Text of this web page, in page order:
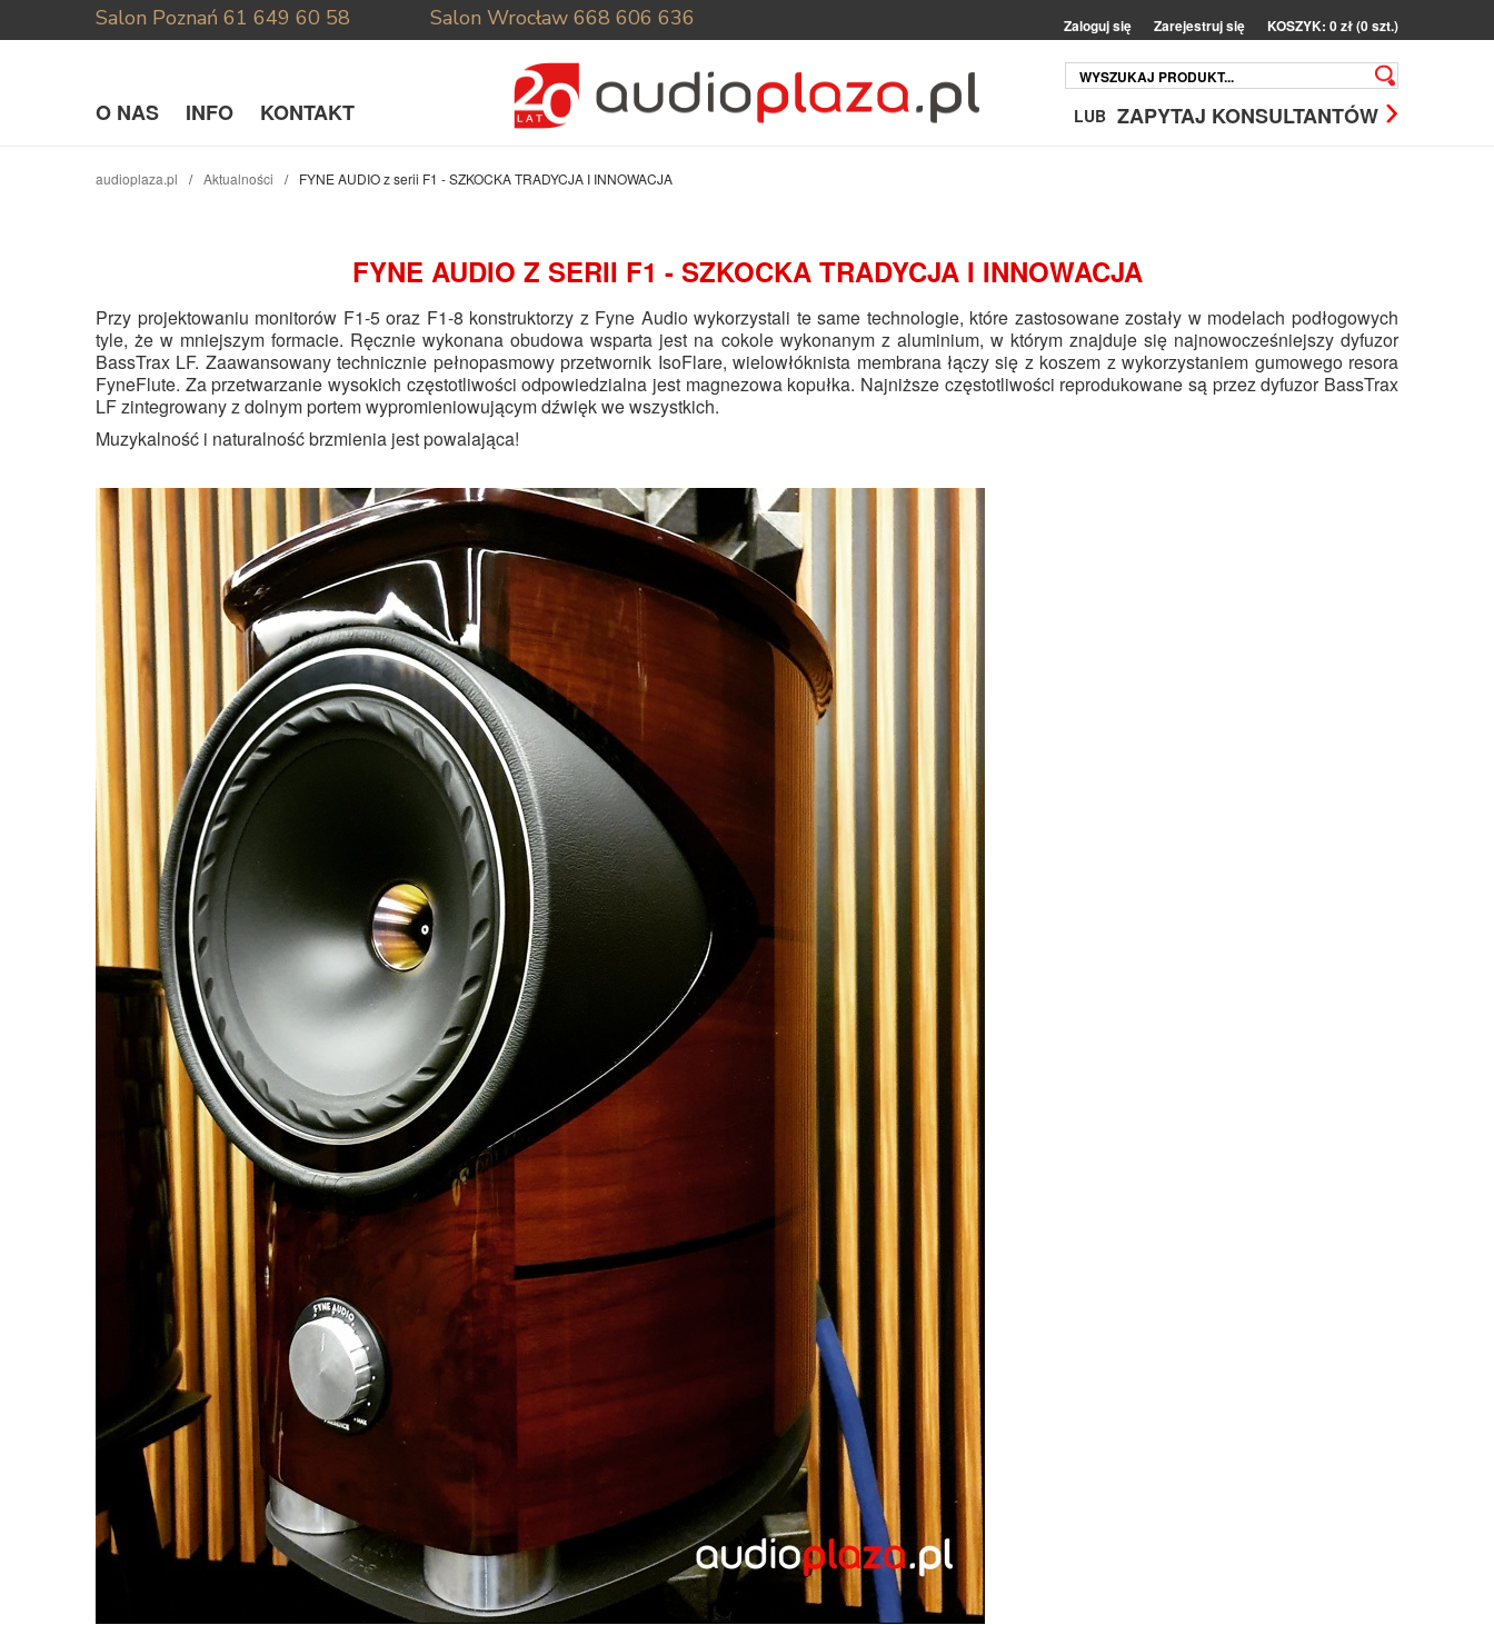
Salon Poznań 61 649 60 58 Salon Wrocław 668 606 636 Zaloguj się Zarejestruj się KOSZYK: 0 zł (0 szt.)
O NAS INFO KONTAKT LUB ZAPYTAJ KONSULTANTÓW
audioplaza.pl Aktualności FYNE AUDIO z serii F1 - SZKOCKA TRADYCJA I INNOWACJA
FYNE AUDIO Z SERII F1 - SZKOCKA TRADYCJA I INNOWACJA
Przy projektowaniu monitorów F1-5 oraz F1-8 konstruktorzy z Fyne Audiowykorzystali te same technologie, które zastosowane zostały w modelach podłogowych
tyle, że w mniejszym formacie. Ręcznie wykonana obudowa wsparta jest na cokole wykonanym z aluminium, w którym znajduje się najnowocześniejszy dyfuzor
BassTrax LF. Zaawansowany technicznie pełnopasmowy przetwornik IsoFlare, wielowłóknista membrana łączy się z koszem z wykorzystaniem gumowego resora
FyneFlute. Za przetwarzanie wysokich częstotliwości odpowiedzialna jest magnezowa kopułka. Najniższe częstotliwości reprodukowane są przez dyfuzor BassTrax
LF zintegrowany z dolnym portem wypromieniowującym dźwięk we wszystkich.
Muzykalność i naturalność brzmienia jest powalająca!